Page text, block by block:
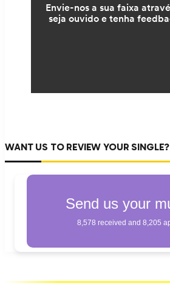
WANT US TO REVIEW YOUR SINGLE?